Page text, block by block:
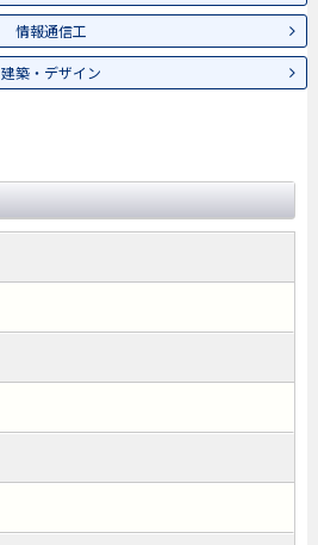
情報通信工
建築・デザイン